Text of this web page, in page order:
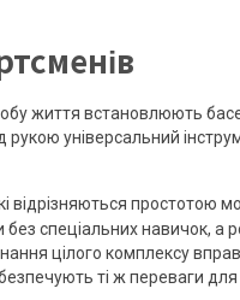
життя встановлюють
універсальний
відрізняються простотою
без спеціальних навичок, а
цілого комплексу
ті ж переваги для